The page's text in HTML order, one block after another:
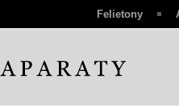
Felietony